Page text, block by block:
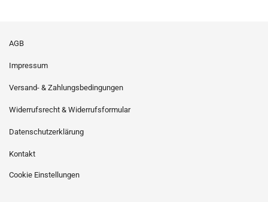
AGB
Impressum
Versand- & Zahlungsbedingungen
Widerrufsrecht & Widerrufsformular
Datenschutzerklärung
Kontakt
Cookie Einstellungen